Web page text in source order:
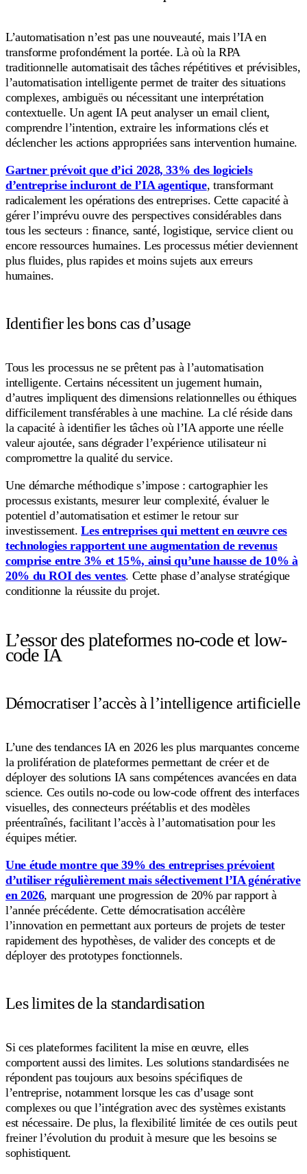
L’automatisation n’est pas une nouveauté, mais l’IA en
transforme profondément la portée. Là où la RPA
traditionnelle automatisait des tâches répétitives et prévisibles,
l’automatisation intelligente permet de traiter des situations
complexes, ambiguës ou nécessitant une interprétation
contextuelle. Un agent IA peut analyser un email client,
comprendre l’intention, extraire les informations clés et
déclencher les actions appropriées sans intervention humaine.
Gartner prévoit que d’ici 2028, 33% des logiciels
d’entreprise incluront de l’IA agentique, transformant
radicalement les opérations des entreprises. Cette capacité à
gérer l’imprévu ouvre des perspectives considérables dans
tous les secteurs : finance, santé, logistique, service client ou
encore ressources humaines. Les processus métier deviennent
plus fluides, plus rapides et moins sujets aux erreurs
humaines.
Identifier les bons cas d’usage
Tous les processus ne se prêtent pas à l’automatisation
intelligente. Certains nécessitent un jugement humain,
d’autres impliquent des dimensions relationnelles ou éthiques
difficilement transférables à une machine. La clé réside dans
la capacité à identifier les tâches où l’IA apporte une réelle
valeur ajoutée, sans dégrader l’expérience utilisateur ni
compromettre la qualité du service.
Une démarche méthodique s’impose : cartographier les
processus existants, mesurer leur complexité, évaluer le
potentiel d’automatisation et estimer le retour sur
investissement.Les entreprises qui mettent en œuvre ces
technologies rapportent une augmentation de revenus
comprise entre 3% et 15%, ainsi qu’une hausse de 10% à
20% du ROI des ventes. Cette phase d’analyse stratégique
conditionne la réussite du projet.
L’essor des plateformes no-code et low-
code IA
Démocratiser l’accès à l’intelligence artificielle
L’une des tendances IA en 2026 les plus marquantes concerne
la prolifération de plateformes permettant de créer et de
déployer des solutions IA sans compétences avancées en data
science. Ces outils no-code ou low-code offrent des interfaces
visuelles, des connecteurs préétablis et des modèles
préentraînés, facilitant l’accès à l’automatisation pour les
équipes métier.
Une étude montre que 39% des entreprises prévoient
d’utiliser régulièrement mais sélectivement l’IA générative
en 2026, marquant une progression de 20% par rapport à
l’année précédente. Cette démocratisation accélère
l’innovation en permettant aux porteurs de projets de tester
rapidement des hypothèses, de valider des concepts et de
déployer des prototypes fonctionnels.
Les limites de la standardisation
Si ces plateformes facilitent la mise en œuvre, elles
comportent aussi des limites. Les solutions standardisées ne
répondent pas toujours aux besoins spécifiques de
l’entreprise, notamment lorsque les cas d’usage sont
complexes ou que l’intégration avec des systèmes existants
est nécessaire. De plus, la flexibilité limitée de ces outils peut
freiner l’évolution du produit à mesure que les besoins se
sophistiquent.